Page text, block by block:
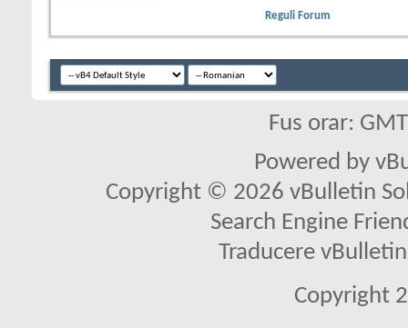
Reguli Forum
Fus orar:
Powered by
Copyright © 2026 vBulletin
Search Engine
Traducere
Copyright